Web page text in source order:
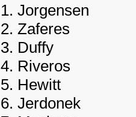
1. Jorgensen
2. Zaferes
3. Duffy
4. Riveros
5. Hewitt
6. Jerdonek